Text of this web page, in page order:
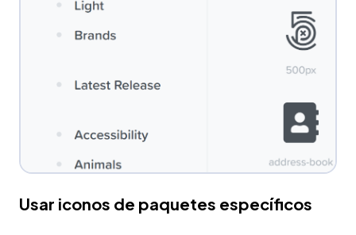
Usar iconos de paquetes específicos